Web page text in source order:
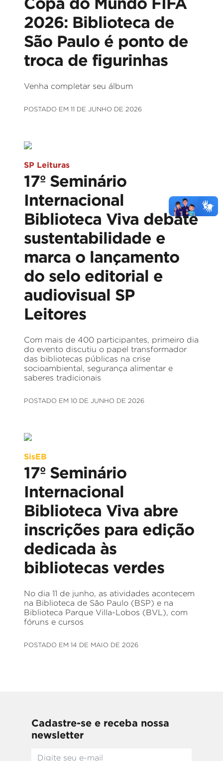
2026: Biblioteca de
São Paulo é ponto de
troca de figurinhas
Venha completar seu álbum
POSTADO EM 11 DE JUNHO DE 2026
SP Leituras
17º Seminário
Internacional
Biblioteca Viva debate
sustentabilidade e
marca o lançamento
do selo editorial e
audiovisual SP
Leitores
Com mais de 400 participantes, primeiro dia
do evento discutiu o papel transformador
das bibliotecas públicas na crise
socioambiental, segurança alimentar e
saberes tradicionais
POSTADO EM 10 DE JUNHO DE 2026
SisEB
17º Seminário
Internacional
Biblioteca Viva abre
inscrições para edição
dedicada às
bibliotecas verdes
No dia 11 de junho, as atividades acontecem
na Biblioteca de São Paulo (BSP) e na
Biblioteca Parque Villa-Lobos (BVL), com
fóruns e cursos
POSTADO EM 14 DE MAIO DE 2026
Cadastre-se e receba nossa
newsletter